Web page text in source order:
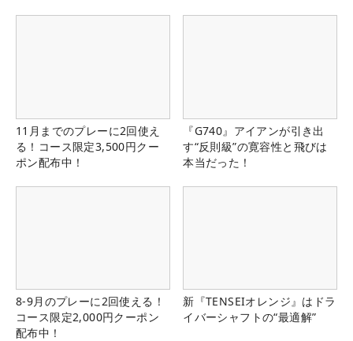
11月までのプレーに2回使え
る！コース限定3,500円クー
ポン配布中！
『G740』アイアンが引き出
す“反則級”の寛容性と飛びは
本当だった！
8-9月のプレーに2回使える！
コース限定2,000円クーポン
配布中！
新『TENSEIオレンジ』はドラ
イバーシャフトの“最適解”